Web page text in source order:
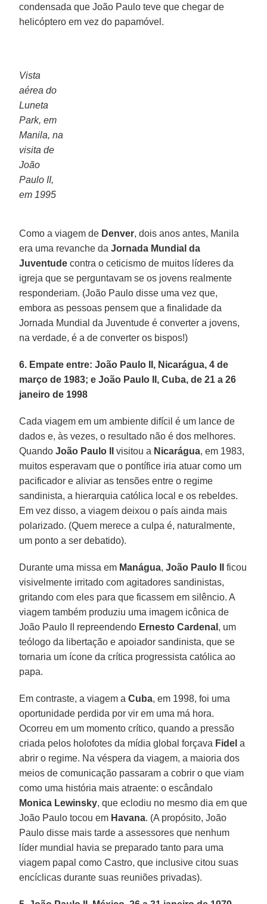
condensada que João Paulo teve que chegar de
helicóptero em vez do papamóvel.
Vista
aérea do
Luneta
Park, em
Manila, na
visita de
João
Paulo II,
em 1995
Como a viagem de Denver, dois anos antes, Manila
era uma revanche daJornada Mundial da
Juventude contra o ceticismo de muitos líderes da
igreja que se perguntavam se os jovens realmente
responderiam. (João Paulo disse uma vez que,
embora as pessoas pensem que a finalidade da
Jornada Mundial da Juventude é converter a jovens,
na verdade, é a de converter os bispos!)
6. Empate entre: João Paulo II, Nicarágua, 4 de
março de 1983; e João Paulo II, Cuba, de 21 a 26
janeiro de 1998
Cada viagem em um ambiente difícil é um lance de
dados e, às vezes, o resultado não é dos melhores.
QuandoJoão Paulo II visitou a Nicarágua, em 1983,
muitos esperavam que o pontífice iria atuar como um
pacificador e aliviar as tensões entre o regime
sandinista, a hierarquia católica local e os rebeldes.
Em vez disso, a viagem deixou o país ainda mais
polarizado. (Quem merece a culpa é, naturalmente,
um ponto a ser debatido).
Durante uma missa em Manágua,João Paulo II
ficou
visivelmente irritado com agitadores sandinistas,
gritando com eles para que ficassem em silêncio. A
viagem também produziu uma imagem icônica de
João Paulo II repreendendo Ernesto Cardenal , um
teólogo da libertação e apoiador sandinista, que se
tornaria um ícone da crítica progressista católica ao
papa.
Em contraste, a viagem aCuba, em 1998, foi uma
oportunidade perdida por vir em uma má hora.
Ocorreu em um momento crítico, quando a pressão
criada pelos holofotes da mídia global forçava Fidel a
abrir o regime. Na véspera da viagem, a maioria dos
meios de comunicação passaram a cobrir o que viam
como uma história mais atraente: o escândalo
Monica Lewinsky, que eclodiu no mesmo dia em que
João Paulo tocou em Havana. (A propósito, João
Paulo disse mais tarde a assessores que nenhum
líder mundial havia se preparado tanto para uma
viagem papal como Castro, que inclusive citou suas
encíclicas durante suas reuniões privadas).